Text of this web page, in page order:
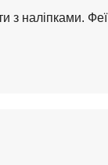
з наліпками. Феї